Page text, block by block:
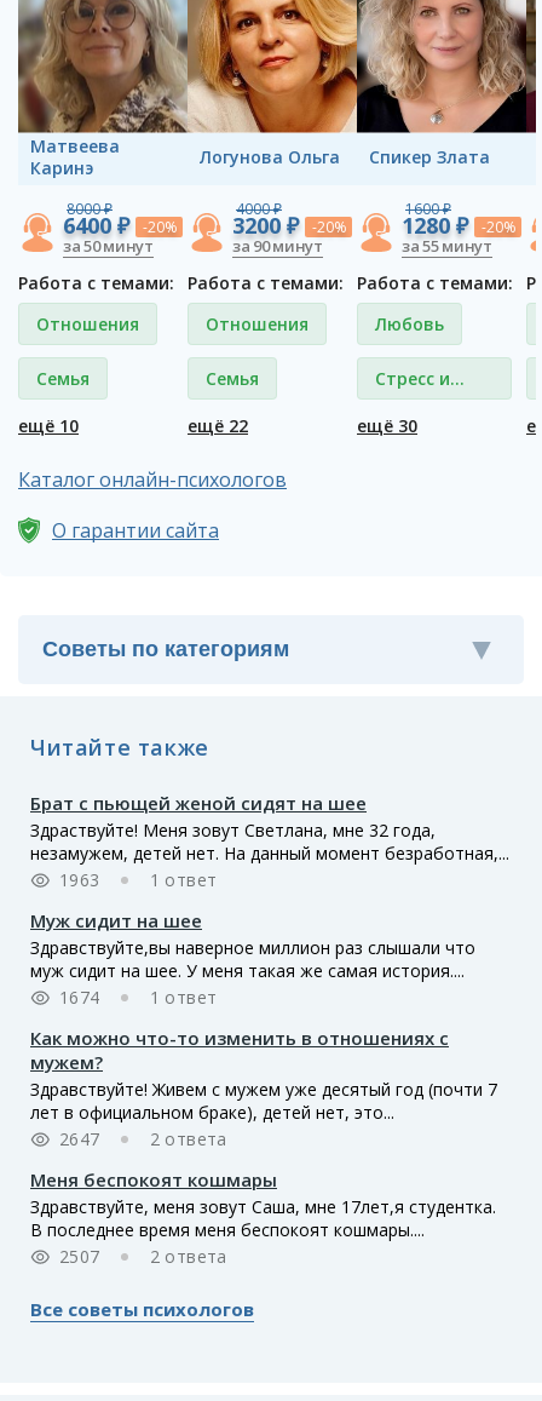
Матвеева
Каринэ
8000 ₽
6400 ₽ -20%
за 50 минут
Работа с темами:
Отношения
Семья
ещё 10
Логунова Ольга
4000 ₽
3200 ₽ -20%
за 90 минут
Работа с темами:
Отношения
Семья
ещё 22
Спикер Злата
1600 ₽
1280 ₽ -20%
за 55 минут
Работа с темами:
Любовь
Стресс и
депрессия
ещё 30
Каталог онлайн-психологов
О гарантии сайта
Читайте также
Брат с пьющей женой сидят на шее
Здраствуйте! Меня зовут Светлана, мне 32 года,
незамужем, детей нет. На данный момент безработная,...
1963
1 ответ
Муж сидит на шее
Здравствуйте,вы наверное миллион раз слышали что
муж сидит на шее. У меня такая же самая история....
1674
1 ответ
Как можно что-то изменить в отношениях с
мужем?
Здравствуйте! Живем с мужем уже десятый год (почти 7
лет в официальном браке), детей нет, это...
2647
2 ответа
Меня беспокоят кошмары
Здравствуйте, меня зовут Саша, мне 17лет,я студентка.
В последнее время меня беспокоят кошмары....
2507
2 ответа
Все советы психологов